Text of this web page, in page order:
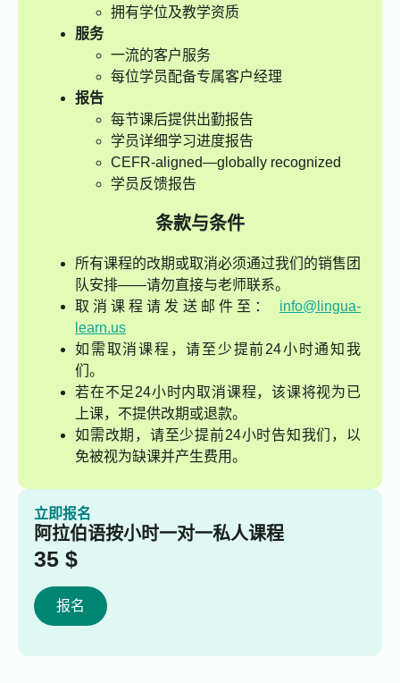
拥有学位及教学资质
服务
一流的客户服务
每位学员配备专属客户经理
报告
每节课后提供出勤报告
学员详细学习进度报告
CEFR-aligned—globally recognized
学员反馈报告
条款与条件
所有课程的改期或取消必须通过我们的销售团
队安排——请勿直接与老师联系。
取消课程请发送邮件至： info@lingua-
learn.us
如需取消课程，请至少提前24小时通知我
们。
若在不足24小时内取消课程，该课将视为已
上课，不提供改期或退款。
如需改期，请至少提前24小时告知我们，以
免被视为缺课并产生费用。
立即报名
阿拉伯语按小时一对一私人课程
35 $
报名